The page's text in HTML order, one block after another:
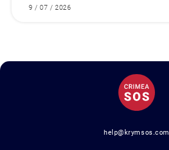
9 / 07 / 2026
help@krymsos.com